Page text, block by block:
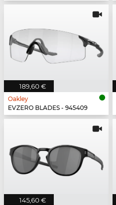
189,60 €
Oakley
EVZERO BLADES - 945409
145,60 €